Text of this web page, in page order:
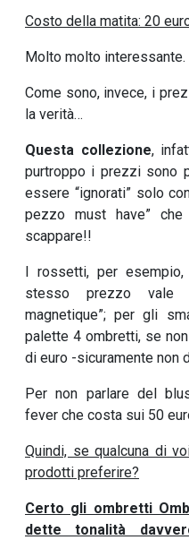
Costo della matita: 20
Molto molto interessante.
Come sono, invece, i
la verità…
Questa collezione,
purtroppo i prezzi sono
essere “ignorati” solo
pezzo must have”
scappare!!
I rossetti, per
stesso prezzo vale
magnetique”; per gli
palette 4 ombretti, se
di euro -sicuramente non
Per non parlare del
fever che costa sui 50
Quindi, se qualcuna di
prodotti preferire?
Certo gli ombretti
dette tonalità